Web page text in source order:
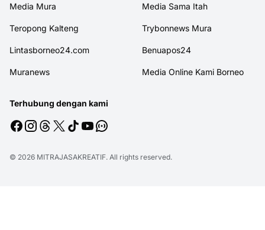
Media Mura Media Sama Itah
Teropong Kalteng Trybonnews Mura
Lintasborneo24.com Benuapos24
Muranews Media Online Kami Borneo
Terhubung dengan kami
© 2026 MITRAJASAKREATIF. All rights reserved.